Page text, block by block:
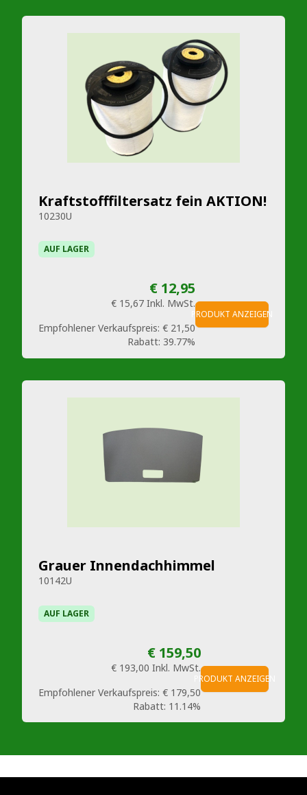
Kraftstofffiltersatz fein AKTION!
10230U
AUF LAGER
€ 12,95
€ 15,67 Inkl. MwSt.
Empfohlener Verkaufspreis: € 21,50
Rabatt: 39.77%
PRODUKT ANZEIGEN
Grauer Innendachhimmel
10142U
AUF LAGER
€ 159,50
€ 193,00 Inkl. MwSt.
Empfohlener Verkaufspreis: € 179,50
Rabatt: 11.14%
PRODUKT ANZEIGEN